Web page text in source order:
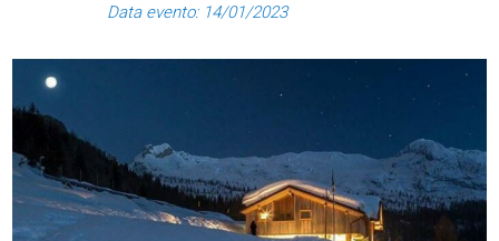
Data evento: 14/01/2023